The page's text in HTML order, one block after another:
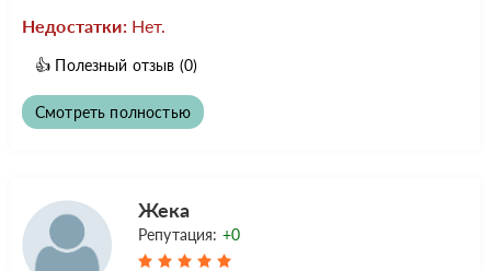
Недостатки: Нет.
👍 Полезный отзыв (0)
Смотреть полностью
Жека
Репутация: +0